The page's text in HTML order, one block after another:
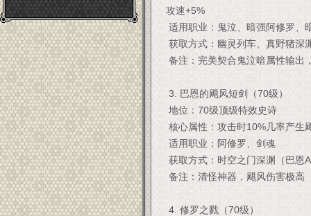
攻速+5%
适用职业：鬼泣、暗强阿修罗、
获取方式：幽灵列车、真野猪深
备注：完美契合鬼泣暗属性输出
3. 巴恩的飓风短剑（70级）
地位：70级顶级特效史诗
核心属性：攻击时10%几率产生
适用职业：阿修罗、剑魂
获取方式：时空之门深渊（巴恩
备注：清怪神器，飓风伤害极高
4. 修罗之戮（70级）